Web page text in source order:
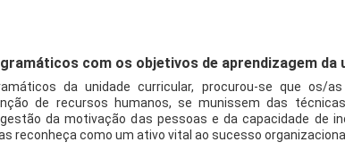
com os objetivos de aprendizagem da
da unidade curricular, procurou-se que os/
de recursos humanos, se munissem das
da motivação das pessoas e da capacidade de
reconheça como um ativo vital ao sucesso